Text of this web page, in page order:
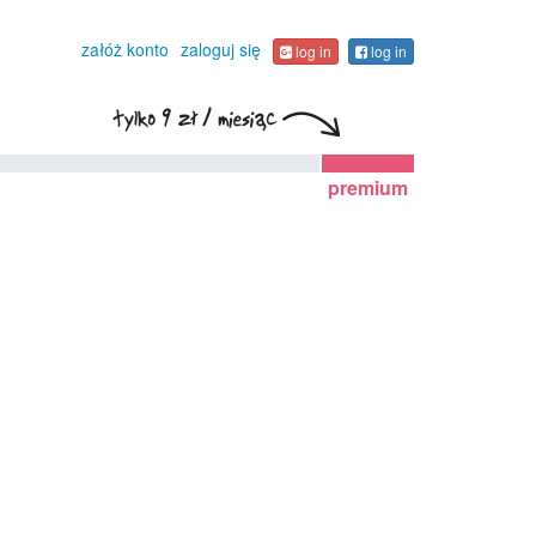
załóż konto zaloguj się log in log in
premium